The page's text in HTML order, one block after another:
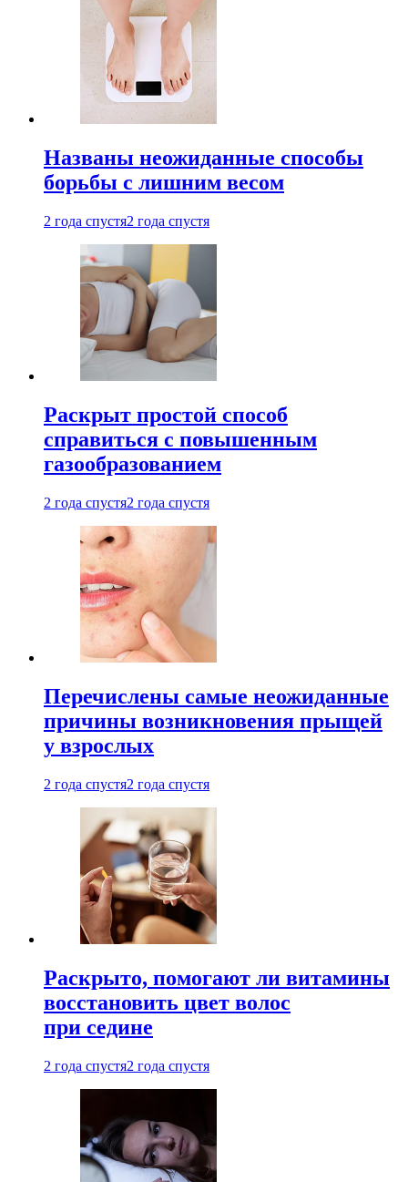
Названы неожиданные способы
борьбы с лишним весом
2 года спустя2 года спустя
Раскрыт простой способ
справиться с повышенным
газообразованием
2 года спустя2 года спустя
Перечислены самые неожиданные
причины возникновения прыщей
у взрослых
2 года спустя2 года спустя
Раскрыто, помогают ли витамины
восстановить цвет волос
при седине
2 года спустя2 года спустя